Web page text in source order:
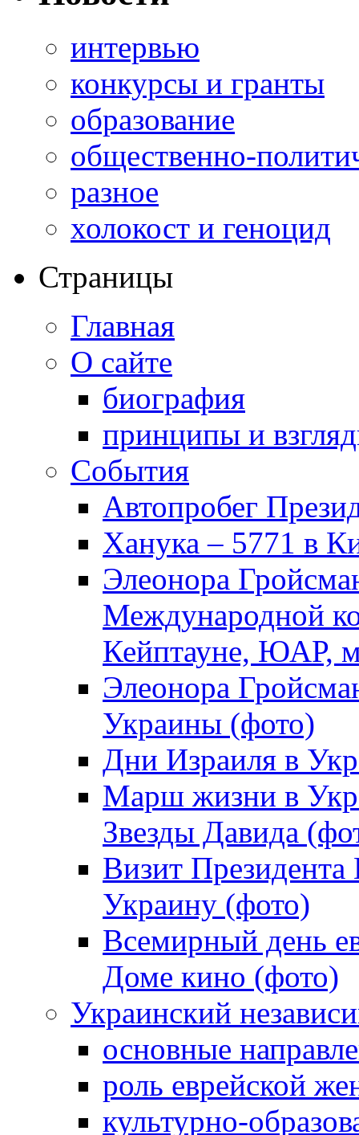
интервью
конкурсы и гранты
образование
общественно-
разное
холокост и геноцид
Страницы
Главная
О сайте
биография
принципы и
События
Автопробег
Ханука – 5771 в
Элеонора
Международной
Кейптауне, ЮАР,
Элеонора
Украины (фото)
Дни Израиля в
Марш жизни в
Звезды Давида
Визит
Украину (фото)
Всемирный день
Доме кино (фото)
Украинский
основные
роль еврейской
культурно-